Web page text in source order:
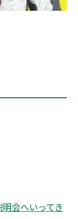
会へいってき